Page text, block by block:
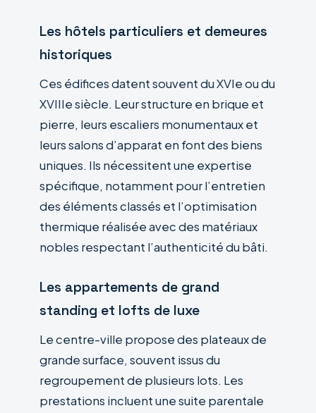
Les hôtels particuliers et demeures
historiques
Ces édifices datent souvent du XVIe ou du
XVIIIe siècle. Leur structure en brique et
pierre, leurs escaliers monumentaux et
leurs salons d’apparat en font des biens
uniques. Ils nécessitent une expertise
spécifique, notamment pour l’entretien
des éléments classés et l’optimisation
thermique réalisée avec des matériaux
nobles respectant l’authenticité du bâti.
Les appartements de grand
standing et lofts de luxe
Le centre-ville propose des plateaux de
grande surface, souvent issus du
regroupement de plusieurs lots. Les
prestations incluent une suite parentale